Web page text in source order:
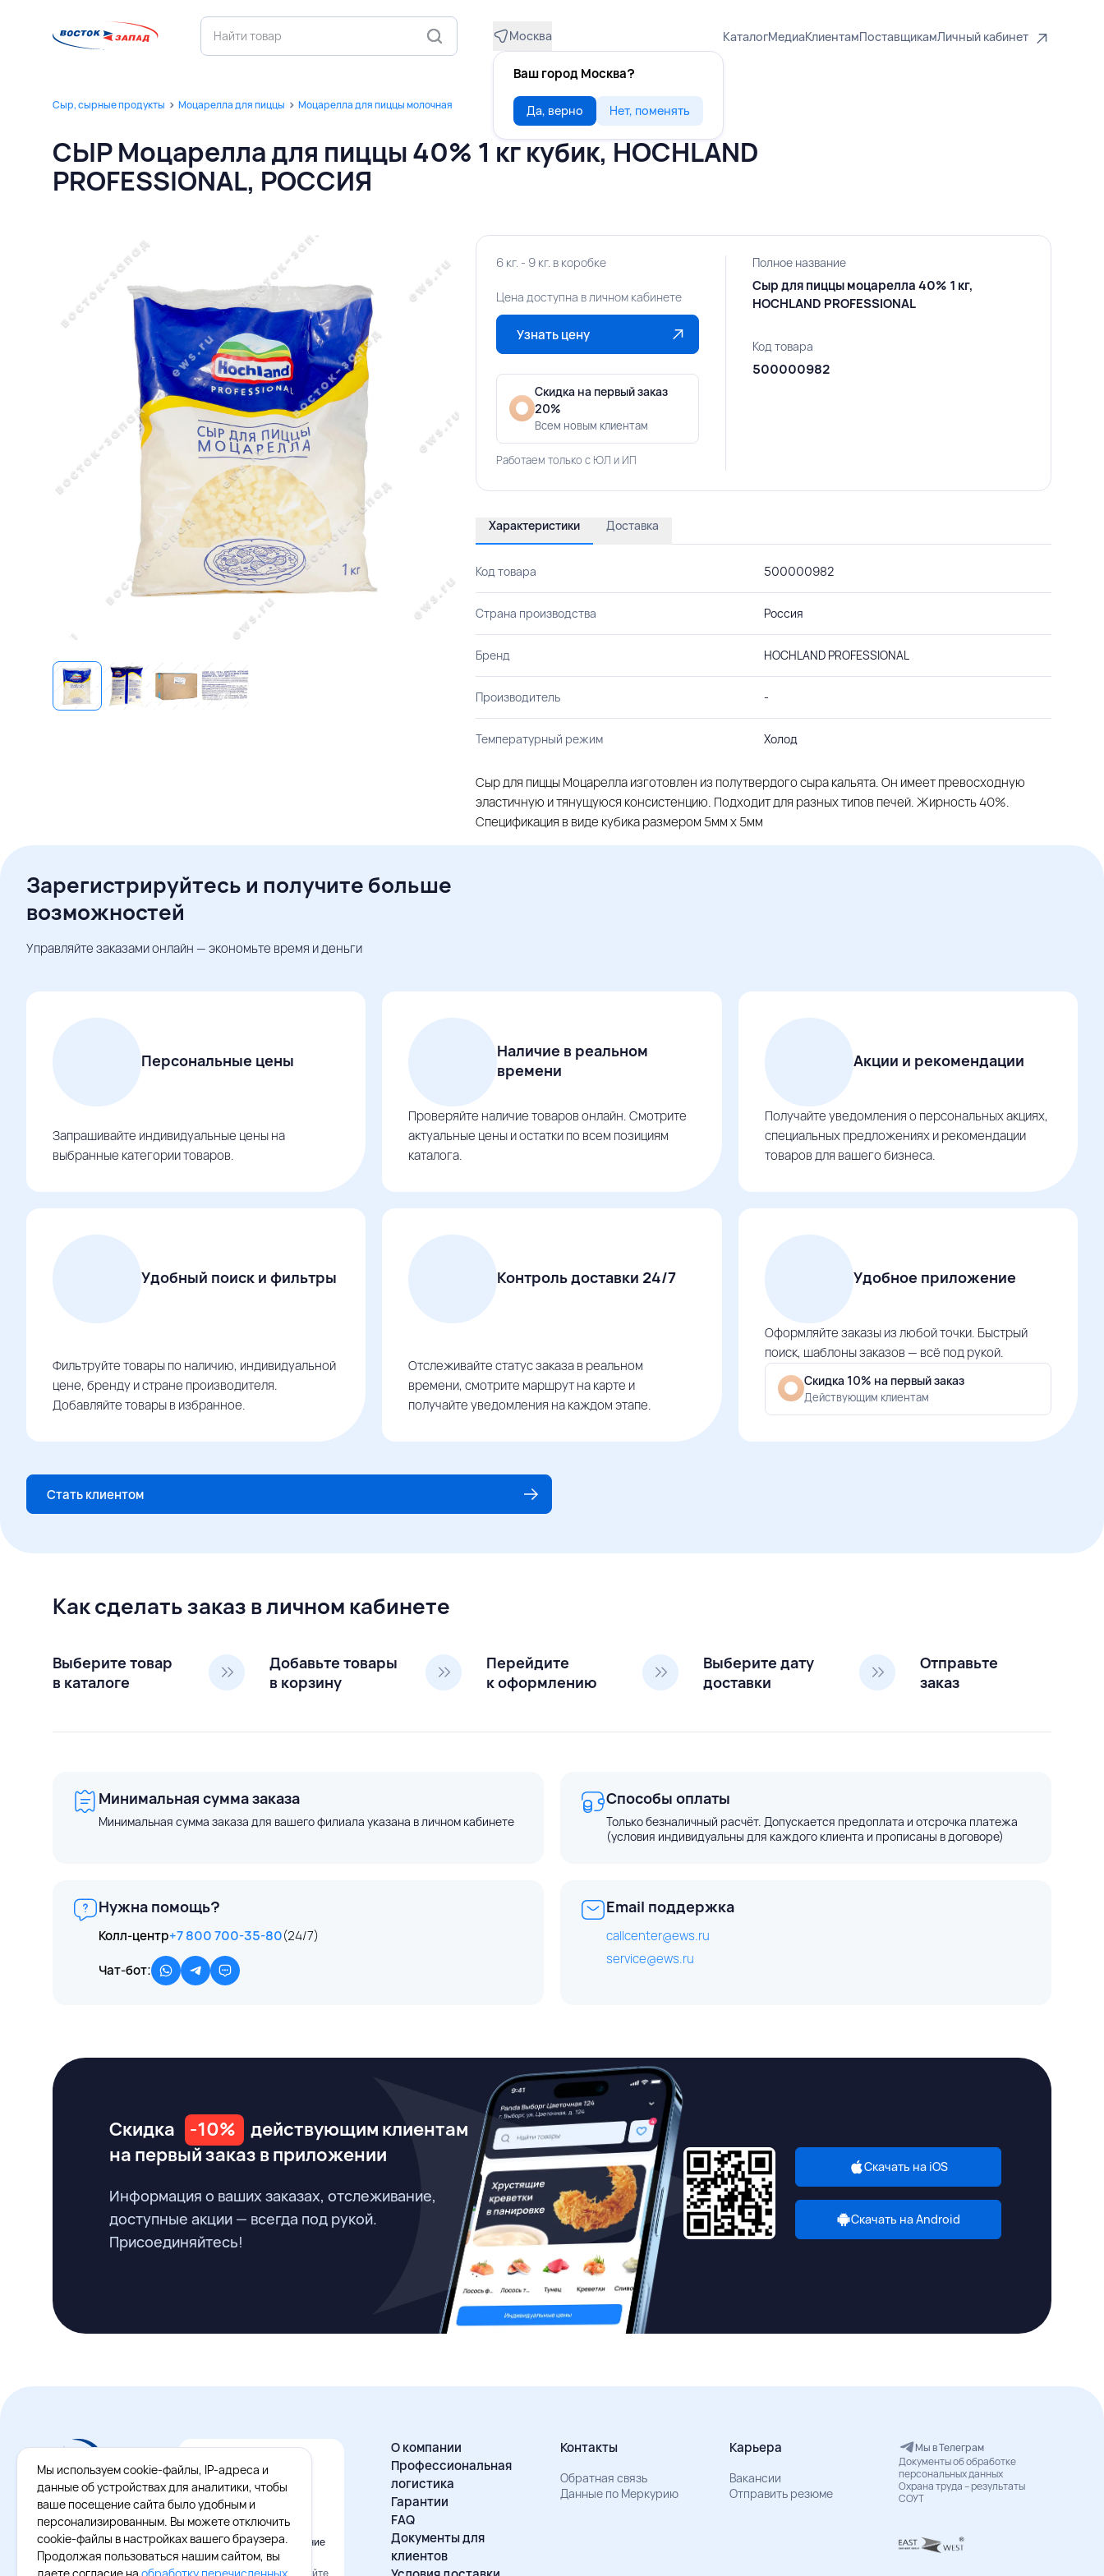
Москва
Ваш город Москва?
Да, верно Нет, поменять
КаталогМедиаКлиентамПоставщикамЛичный кабинет
Сыр, сырные продукты Моцарелла для пиццы Моцарелла для пиццы молочная
СЫР Моцарелла для пиццы 40% 1 кг кубик, HOCHLAND
PROFESSIONAL, РОССИЯ
6 кг. - 9 кг. в коробке
Цена доступна в личном кабинете
Узнать цену
Скидка на первый заказ
20%
Всем новым клиентам
Работаем только с ЮЛ и ИП
Полное название
Сыр для пиццы моцарелла 40% 1 кг,
HOCHLAND PROFESSIONAL
Код товара
500000982
Характеристики Доставка
Код товара 500000982
Страна производства Россия
Бренд HOCHLAND PROFESSIONAL
Производитель -
Температурный режим Холод
Сыр для пиццы Моцарелла изготовлен из полутвердого сыра кальята. Он имеет превосходную
эластичную и тянущуюся консистенцию. Подходит для разных типов печей. Жирность 40%.
Спецификация в виде кубика размером 5мм х 5мм
Зарегистрируйтесь и получите больше
возможностей
Управляйте заказами онлайн — экономьте время и деньги
Персональные цены
Запрашивайте индивидуальные цены на
выбранные категории товаров.
Наличие в реальном
времени
Проверяйте наличие товаров онлайн. Смотрите
актуальные цены и остатки по всем позициям
каталога.
Акции и рекомендации
Получайте уведомления о персональных акциях,
специальных предложениях и рекомендации
товаров для вашего бизнеса.
Удобный поиск и фильтры
Фильтруйте товары по наличию, индивидуальной
цене, бренду и стране производителя.
Добавляйте товары в избранное.
Контроль доставки 24/7
Отслеживайте статус заказа в реальном
времени, смотрите маршрут на карте и
получайте уведомления на каждом этапе.
Удобное приложение
Оформляйте заказы из любой точки. Быстрый
поиск, шаблоны заказов — всё под рукой.
Скидка 10% на первый заказ
Действующим клиентам
Стать клиентом
Как сделать заказ в личном кабинете
Выберите товар
в каталоге
Добавьте товары
в корзину
Перейдите
к оформлению
Выберите дату
доставки
Отправьте
заказ
Минимальная сумма заказа
Минимальная сумма заказа для вашего филиала указана в личном кабинете
Способы оплаты
Только безналичный расчёт. Допускается предоплата и отсрочка платежа
(условия индивидуальны для каждого клиента и прописаны в договоре)
Нужна помощь?
Колл-центр+7 800 700-35-80(24/7)
Чат-бот:
Email поддержка
callcenter@ews.ru
service@ews.ru
Скидка -10%
действующим клиентам
на первый заказ в приложении
Информация о ваших заказах, отслеживание,
доступные акции — всегда под рукой.
Присоединяйтесь!
Скачать на iOS
Скачать на Android
Официальное приложение
Восток - Запад
Наведите камеру и скачайте
О компании
Профессиональная
логистика
Гарантии
FAQ
Документы для
клиентов
Контакты
Обратная связь
Данные по Меркурию
Карьера
Вакансии
Отправить резюме
Мы в Телеграм
Документы об обработке
персональных данных
Охрана труда – результаты
СОУТ
Мы используем cookie-файлы, IP-адреса и
данные об устройствах для аналитики, чтобы
ваше посещение сайта было удобным и
персонализированным. Вы можете отключить
cookie-файлы в настройках вашего браузера.
Продолжая пользоваться нашим сайтом, вы